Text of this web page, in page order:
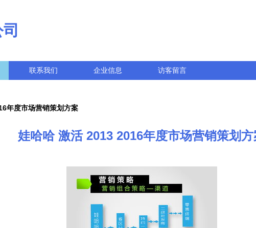
联系我们 企业信息 访客留言
年度市场营销策划方案
娃哈哈 激活 2013 2016年度市场营销策划方